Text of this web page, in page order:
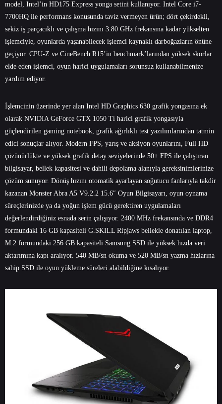
model, Intel’in HD175 Express yonga setini kullanıyor. Intel Core i7-
7700HQ ile performans konusunda taviz vermeyen ürün; dört çekirdekli,
sekiz iş parçacıklı ve çalışma hızını 3.80 GHz frekansına kadar yükselten
işlemciyle, oyunlarda yaşanabilecek işlemci kaynaklı darboğazların önüne
geçiyor. CPU-Z ve CineBench R15’in benchmark’larından yüksek skorlar
elde eden işlemci, oyun harici uygulamaları sorunsuz kullanabilmenize
yardım ediyor.
İşlemcinin üzerinde yer alan Intel HD Graphics 630 grafik yongasına ek
olarak NVIDIA GeForce GTX 1050 Ti harici grafik yongasıyla
güçlendirilen gaming notebook, grafik ağırlıklı test yazılımlarından tatmin
edici sonuçlar alıyor. Modern FPS, yarış ve aksiyon oyunlarını, Full HD
çözünürlükte ve yüksek grafik detay seviyelerinde 50+ FPS ile çalıştıran
bilgisayar, bellek kapasitesi ve dahili depolama alanıyla gereksinimlerinize
çözüm sunuyor. Dönüş hızını otomatik ayarlayan soğutucu fanlarıyla takdir
kazanan Monster Abra A5 V9.2.2 15.6″ Oyun Bilgisayarı, oyun oynama
süreçlerinizde ya da yoğun işlem gücü gerektiren uygulamaları
değerlendirdiğiniz esnada serin çalışıyor. 2400 MHz frekansında ve DDR4
formundaki 16 GB kapasiteli G.SKILL Ripjaws bellekle donatılan laptop,
M.2 formundaki 256 GB kapasiteli Samsung SSD ile yüksek hızda veri
aktarımına kapı aralıyor. 540 MB/sn okuma ve 520 MB/sn yazma hızlarına
sahip SSD ile oyun yükleme süreleri alabildiğine kısalıyor.